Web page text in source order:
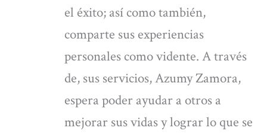
el éxito; así como también,
comparte sus experiencias
personales como vidente. A través
de, sus servicios, Azumy Zamora,
espera poder ayudar a otros a
mejorar sus vidas y lograr lo que se